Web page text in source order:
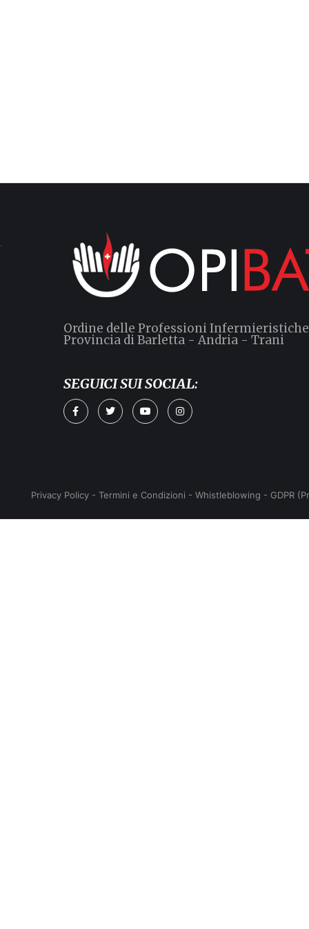
Ordine delle Professioni Infermieristiche
Provincia di Barletta - Andria - Trani
SEGUICI SUI SOCIAL:
Privacy Policy - Termini e Condizioni - Whistleblowing - GDPR